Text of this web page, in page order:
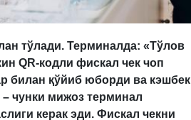
тўлади. Терминалда: «Тўлов
QR-кодли фискал чек чоп
билан қўйиб юборди ва кэшбек
чунки мижоз терминал
керак эди. Фискал чекни